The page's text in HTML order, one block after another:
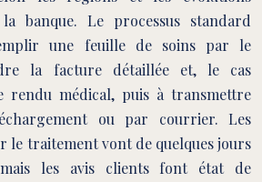
banque. Le processus standard
une feuille de soins par le
la facture détaillée et, le cas
rendu médical, puis à transmettre
ou par courrier. Les
le traitement vont de quelques jours
mais les avis clients font état de